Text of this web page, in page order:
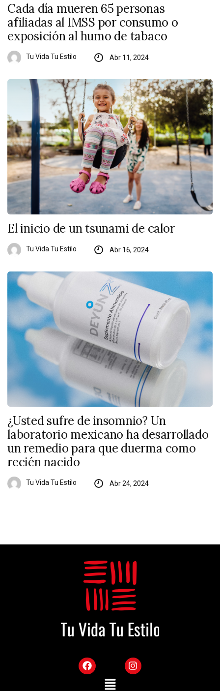
Cada día mueren 65 personas
afiliadas al IMSS por consumo o
exposición al humo de tabaco
Tu Vida Tu Estilo Abr 11, 2024
El inicio de un tsunami de calor
Tu Vida Tu Estilo Abr 16, 2024
¿Usted sufre de insomnio? Un
laboratorio mexicano ha desarrollado
un remedio para que duerma como
recién nacido
Tu Vida Tu Estilo Abr 24, 2024